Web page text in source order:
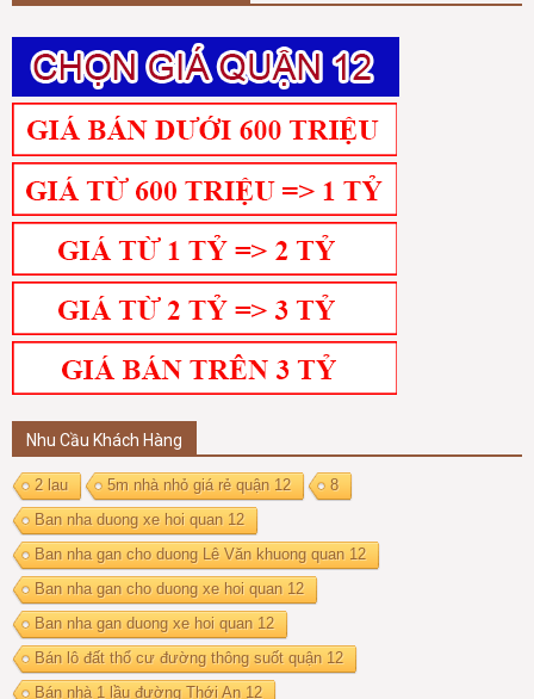
Nhu Cầu Khách Hàng
2 lau 5m nhà nhỏ giá rẻ quận 12
8
Ban nha duong xe hoi quan 12
Ban nha gan cho duong Lê Văn khuong quan 12
Ban nha gan cho duong xe hoi quan 12
Ban nha gan duong xe hoi quan 12
Bán lô đất thổ cư đường thông suốt quận 12
Bán nhà 1 lầu đường Thới An 12